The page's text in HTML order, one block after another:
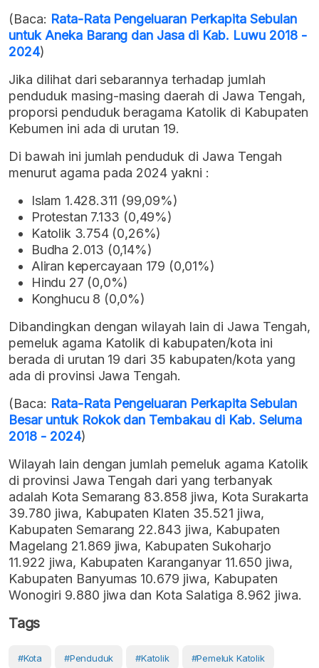
(Baca: Rata-Rata Pengeluaran Perkapita Sebulan
untuk Aneka Barang dan Jasa di Kab. Luwu 2018 -
2024)
Jika dilihat dari sebarannya terhadap jumlah
penduduk masing-masing daerah di Jawa Tengah,
proporsi penduduk beragama Katolik di Kabupaten
Kebumen ini ada di urutan 19.
Di bawah ini jumlah penduduk di Jawa Tengah
menurut agama pada 2024 yakni :
Islam 1.428.311 (99,09%)
Protestan 7.133 (0,49%)
Katolik 3.754 (0,26%)
Budha 2.013 (0,14%)
Aliran kepercayaan 179 (0,01%)
Hindu 27 (0,0%)
Konghucu 8 (0,0%)
Dibandingkan dengan wilayah lain di Jawa Tengah,
pemeluk agama Katolik di kabupaten/kota ini
berada di urutan 19 dari 35 kabupaten/kota yang
ada di provinsi Jawa Tengah.
(Baca: Rata-Rata Pengeluaran Perkapita Sebulan
Besar untuk Rokok dan Tembakau di Kab. Seluma
2018 - 2024)
Wilayah lain dengan jumlah pemeluk agama Katolik
di provinsi Jawa Tengah dari yang terbanyak
adalah Kota Semarang 83.858 jiwa, Kota Surakarta
39.780 jiwa, Kabupaten Klaten 35.521 jiwa,
Kabupaten Semarang 22.843 jiwa, Kabupaten
Magelang 21.869 jiwa, Kabupaten Sukoharjo
11.922 jiwa, Kabupaten Karanganyar 11.650 jiwa,
Kabupaten Banyumas 10.679 jiwa, Kabupaten
Wonogiri 9.880 jiwa dan Kota Salatiga 8.962 jiwa.
Tags
#Kota #Penduduk #Katolik #pemeluk Katolik